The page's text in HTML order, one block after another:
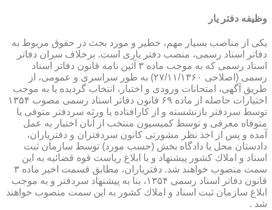
وظیفه دفتر یار
یكی از مناصب بسیار مهم، خطیر و مورد بحث در حقوق مربوط به
دفاتر اسناد رسمی، منصب دفتر یاری است. برخلاف سران دفاتر
اسناد رسمی كه به موجب ماده ۳ آئین نامه قانون دفاتر اسناد
رسمی (اصلاحی ۲۷/۱۱/۱۳۶۰) به طور سراسری و عمومی، از
طریق آگهی، امتحانات ورودی و اختبار، انتخاب گردیده یا به موجب
اختیارات حاصله از ماده ۶۹ قانون دفاتر اسناد رسمی مصوب ۱۳۵۴
توسط سردفتر بازنشسته و از كارافتاده یا ورثه سردفتر متوفی یا
متوفاه معرفی و توسط كمیسیون منتخب از آنان اختبار به عمل
آمده و پس از اخذ نظر مشورتی كانون سردفتران و دفتریاران،
دادستان محل یا دادگاه بخش (حسب مورد) توسط سازمان ثبت
اسناد و املاك كشور پیشنهاد و با ابلاغ ریاست قوه قضائیه به این
سمت منصوب خواهند شد. دفتریاران، مطابق قسمت اخیر ماده ۳
قانون دفاتر اسناد رسمی ۱۳۵۴، بنا به پیشنهاد سردفتر و به موجب
ابلاغ سازمان ثبت اسناد و املاك كشور به این سمت منصوب خواهند
شد .